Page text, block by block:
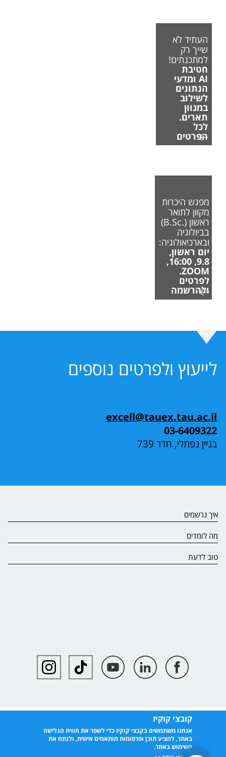
קובצי קוקיז
אנחנו משתמשים בקבצי קוקיז כדי לשפר את חווית הגלישה
באתר, להציע תוכן ופרסומות מותאמים אישית, ולנתח את
השימוש באתר.
העתיד לא
שייך רק
למתכנתים!
חטיבת
AI ומדעי
הנתונים
לשילוב
במגוון
תארים.
לכל
הפרטים
מפגש היכרות
מקוון לתואר
ראשון (.B.Sc)
בביולוגיה
ובארכיאולוגיה:
יום ראשון,
9.8, 16:00,
ZOOM.
לפרטים
ולהרשמה
לייעוץ ולפרטים נוספים
excell@tauex.tau.ac.il
03-6409322
בניין נפתלי, חדר 739
איך נרשמים
מה לומדים
טוב לדעת